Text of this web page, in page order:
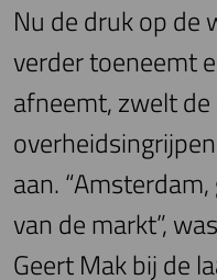
Nu de druk op de
verder toeneemt
afneemt, zwelt
aan.
van de markt”,
Geert Mak bij de